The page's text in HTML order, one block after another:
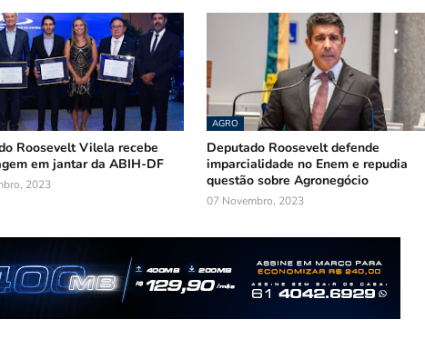
Roosevelt Vilela recebe
em jantar da ABIH-DF
2023
AGRO
Deputado Roosevelt defende
imparcialidade no Enem e repudia
questão sobre Agronegócio
07 Novembro, 2023